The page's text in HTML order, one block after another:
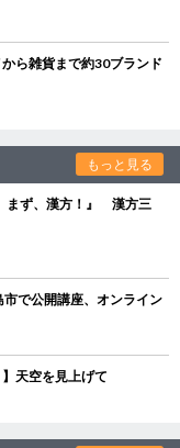
ら雑貨まで約30ブランド
もっと見る
まず、漢方！』 漢方三
で公開講座、オンライン
天空を見上げて